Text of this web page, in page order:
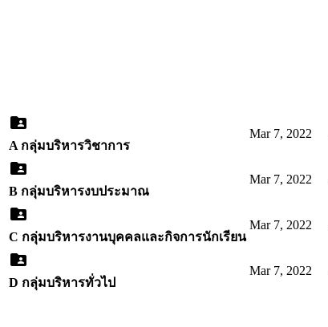
A กลุ่มบริหารวิชาการ
Mar 7, 2022
B กลุ่มบริหารงบประมาณ
Mar 7, 2022
C กลุ่มบริหารงานบุคคลและกิจการนักเรียน
Mar 7, 2022
D กลุ่มบริหารทั่วไป
Mar 7, 2022